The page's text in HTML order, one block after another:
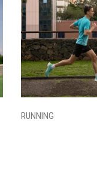
RUNNING